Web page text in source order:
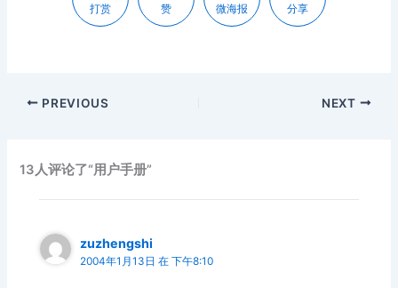
打赏 赞 微海报 分享
PREVIOUS NEXT
13人评论了“用户手册”
zuzhengshi
2004年1月13日 在 下午8:10